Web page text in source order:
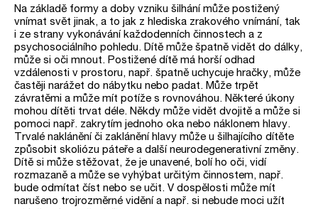
Na základě formy a doby vzniku šilhání může postižený
vnímat svět jinak, a to jak z hlediska zrakového vnímání, tak
i ze strany vykonávání každodenních činnostech a z
psychosociálního pohledu. Dítě může špatně vidět do dálky,
může si oči mnout. Postižené dítě má horší odhad
vzdálenosti v prostoru, např. špatně uchycuje hračky, může
častěji narážet do nábytku nebo padat. Může trpět
závratěmi a může mít potíže s rovnováhou. Některé úkony
mohou dítěti trvat déle. Někdy může vidět dvojitě a může si
pomoci např. zakrytím jednoho oka nebo náklonem hlavy.
Trvalé naklánění či zaklánění hlavy může u šilhajícího dítěte
způsobit skoliózu páteře a další neurodegenerativní změny.
Dítě si může stěžovat, že je unavené, bolí ho oči, vidí
rozmazaně a může se vyhýbat určitým činnostem, např.
bude odmítat číst nebo se učit. V dospělosti může mít
narušeno trojrozměrné vidění a např. si nebude moci užít